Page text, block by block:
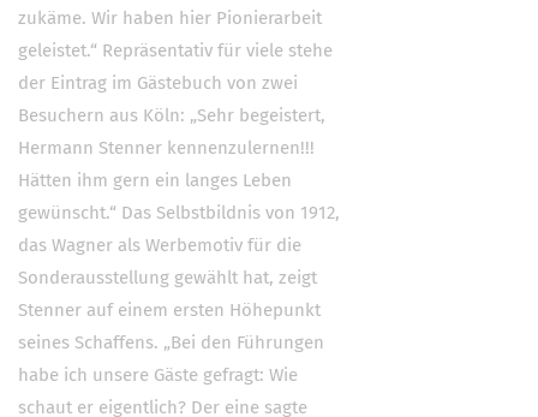
zukäme. Wir haben hier Pionierarbeit
geleistet.“ Repräsentativ für viele stehe
der Eintrag im Gästebuch von zwei
Besuchern aus Köln: „Sehr begeistert,
Hermann Stenner kennenzulernen!!!
Hätten ihm gern ein langes Leben
gewünscht.“ Das Selbstbildnis von 1912,
das Wagner als Werbemotiv für die
Sonderausstellung gewählt hat, zeigt
Stenner auf einem ersten Höhepunkt
seines Schaffens. „Bei den Führungen
habe ich unsere Gäste gefragt: Wie
schaut er eigentlich? Der eine sagte